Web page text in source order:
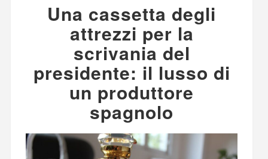
Una cassetta degli
attrezzi per la
scrivania del
presidente: il lusso di
un produttore
spagnolo